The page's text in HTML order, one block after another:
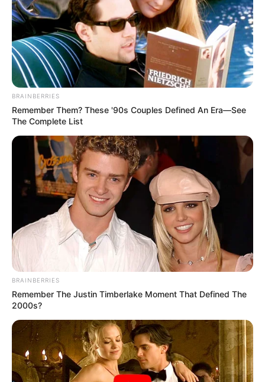
Feeling Tired? Here's The Trick To Perform Better
MEDVI
This New Will Give You An Erection After +45
MEDVI
BRAINBERRIES
Remember Them? These '90s Couples Defined An Era—See
The Complete List
BRAINBERRIES
Remember The Justin Timberlake Moment That Defined The
2000s?